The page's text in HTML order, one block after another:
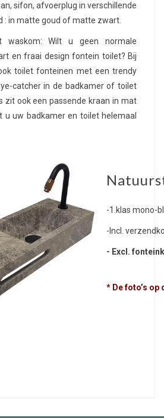
sifon, afvoerplug in verschillende
: in matte goud of matte zwart.
waskom: Wilt u geen normale
en fraai design fontein toilet? Bij
toilet fonteinen met een trendy
catcher in de badkamer of toilet
zit ook een passende kraan in mat
u uw badkamer en toilet helemaal
-1.klas mono-
-Incl.
- Excl.
* De foto’s